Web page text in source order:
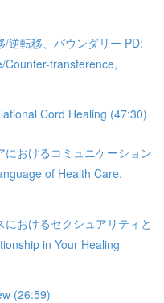
逆転移、バウンダリー PD:
Counter-transference,
Cord Healing (47:30)
おけるコミュニケーション
of Health Care.
おけるセクシュアリティと
in Your Healing
(26:59)